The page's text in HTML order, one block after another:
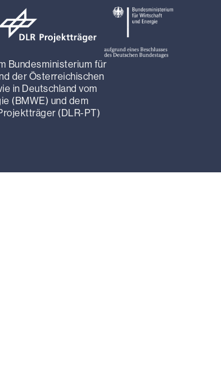
Bundesministerium für
der Österreichischen
in Deutschland vom
(BMWE) und dem
(DLR-PT)